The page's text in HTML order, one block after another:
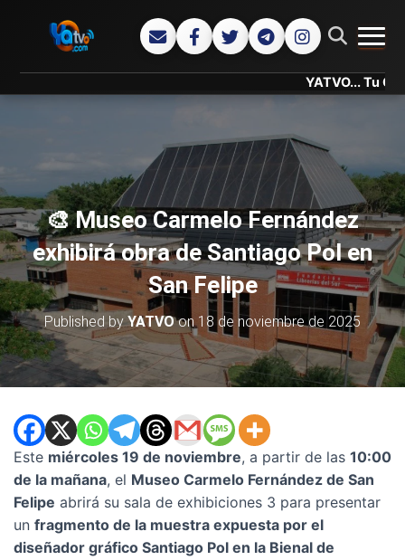
YATVO... Tu Canal
🎨 Museo Carmelo Fernández
exhibirá obra de Santiago Pol en
San Felipe
Published byYATVOon18 de noviembre de 2025
Este miércoles 19 de noviembre, a partir de las 10:00
de la mañana, el Museo Carmelo Fernández de San
Felipe abrirá su sala de exhibiciones 3 para presentar
un fragmento de la muestra expuesta por el
diseñador gráfico Santiago Pol en la Bienal de